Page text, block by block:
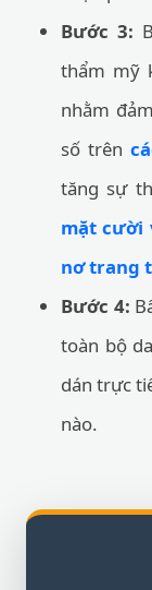
Bước 3:
thẩm mỹ
nhằm
số trên
tăng sự
mặt cười
nơ trang
Bước 4:
toàn bộ
dán trực
nào.